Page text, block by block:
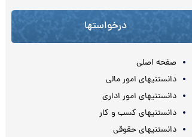
درخواستها
صفحه اصلی
دانستنیهای امور مالی
دانستنیهای امور اداری
دانستنیهای کسب و کار
دانستنیهای حقوقی